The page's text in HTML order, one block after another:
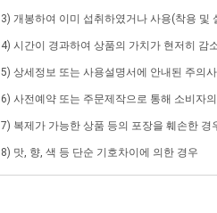
3) 개봉하여 이미 섭취하였거나 사용(착용 및
4) 시간이 경과하여 상품의 가치가 현저히 감
5) 상세정보 또는 사용설명서에 안내된 주의
6) 사전예약 또는 주문제작으로 통해 소비자
7) 복제가 가능한 상품 등의 포장을 훼손한 경
8) 맛, 향, 색 등 단순 기호차이에 의한 경우